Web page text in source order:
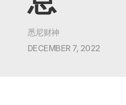
悉尼财神
DECEMBER 7, 2022